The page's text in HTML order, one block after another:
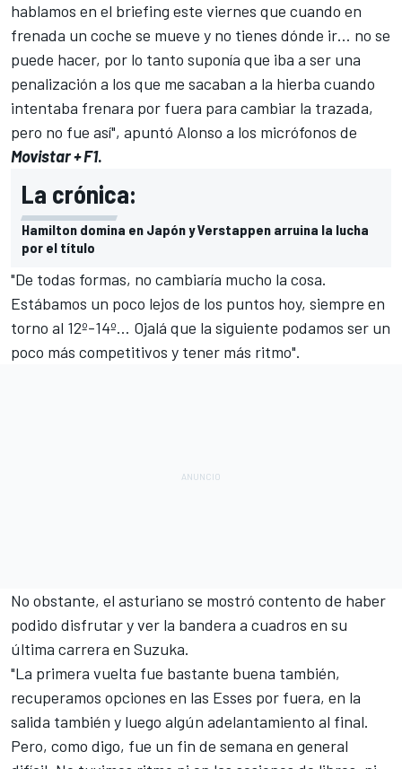
hablamos en el briefing este viernes que cuando en
frenada un coche se mueve y no tienes dónde ir… no se
puede hacer, por lo tanto suponía que iba a ser una
penalización a los que me sacaban a la hierba cuando
intentaba frenara por fuera para cambiar la trazada,
pero no fue así", apuntó Alonso a los micrófonos de
Movistar + F1.
La crónica:
Hamilton domina en Japón y Verstappen arruina la lucha
por el título
"De todas formas, no cambiaría mucho la cosa.
Estábamos un poco lejos de los puntos hoy, siempre en
torno al 12º-14º… Ojalá que la siguiente podamos ser un
poco más competitivos y tener más ritmo".
No obstante, el asturiano se mostró contento de haber
podido disfrutar y ver la bandera a cuadros en su
última carrera en Suzuka.
"La primera vuelta fue bastante buena también,
recuperamos opciones en las Esses por fuera, en la
salida también y luego algún adelantamiento al final.
Pero, como digo, fue un fin de semana en general